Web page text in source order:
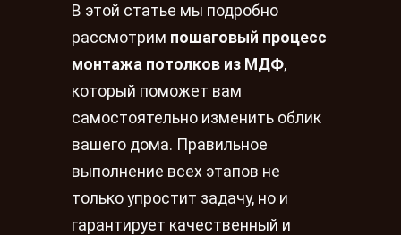
В этой статье мы подробно
рассмотрим пошаговый процесс
монтажа потолков из МДФ,
который поможет вам
самостоятельно изменить облик
вашего дома. Правильное
выполнение всех этапов не
только упростит задачу, но и
гарантирует качественный и